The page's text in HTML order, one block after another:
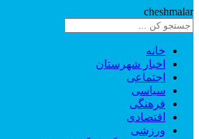
cheshmalar
خانه
اخبار شهرستان
اجتماعی
سیاسی
فرهنگی
اقتصادی
ورزشی